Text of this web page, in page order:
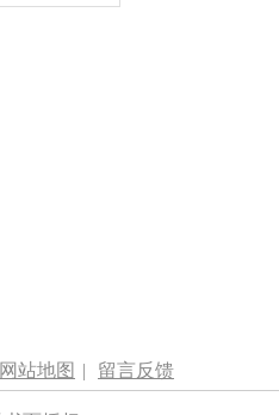
网站地图 | 留言反馈